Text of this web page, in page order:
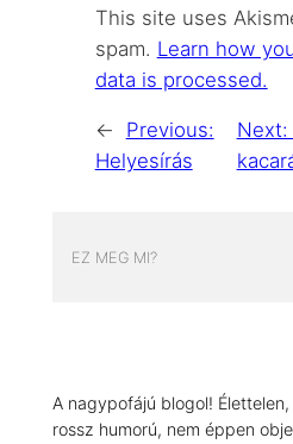
This site uses
spam. Learn how
data is processed.
←
Previous:
Helyesírás
Next:
EZ MEG MI?
A nagypofájú blogol!
rossz humorú, nem éppen